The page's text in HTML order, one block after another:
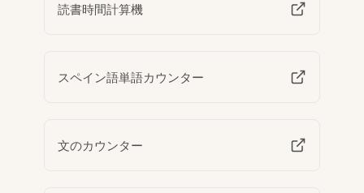
読書時間計算機
スペイン語単語カウンター
文のカウンター